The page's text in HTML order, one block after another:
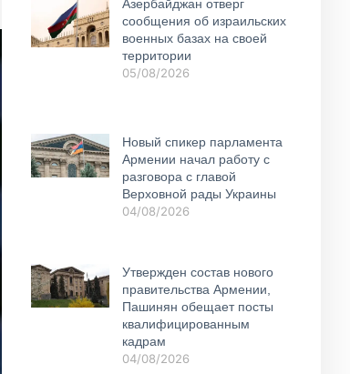
Азербайджан отверг
сообщения об израильских
военных базах на своей
территории
05/08/2026
Новый спикер парламента
Армении начал работу с
разговора с главой
Верховной рады Украины
04/08/2026
Утвержден состав нового
правительства Армении,
Пашинян обещает посты
квалифицированным
кадрам
04/08/2026